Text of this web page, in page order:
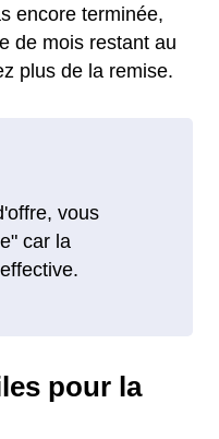
encore terminée,
de mois restant au
plus de la remise.
vous
car la
pour la